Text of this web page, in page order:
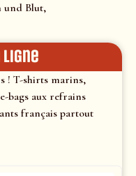
und Blut,
ligne
! T-shirts marins,
bags aux refrains
français partout